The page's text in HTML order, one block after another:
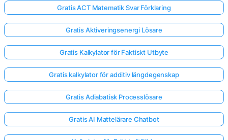
Gratis ACT Matematik Svar Förklaring
Gratis Aktiveringsenergi Lösare
Gratis Kalkylator för Faktiskt Utbyte
Gratis kalkylator för additiv längdegenskap
Gratis Adiabatisk Processlösare
Gratis AI Mattelärare Chatbot